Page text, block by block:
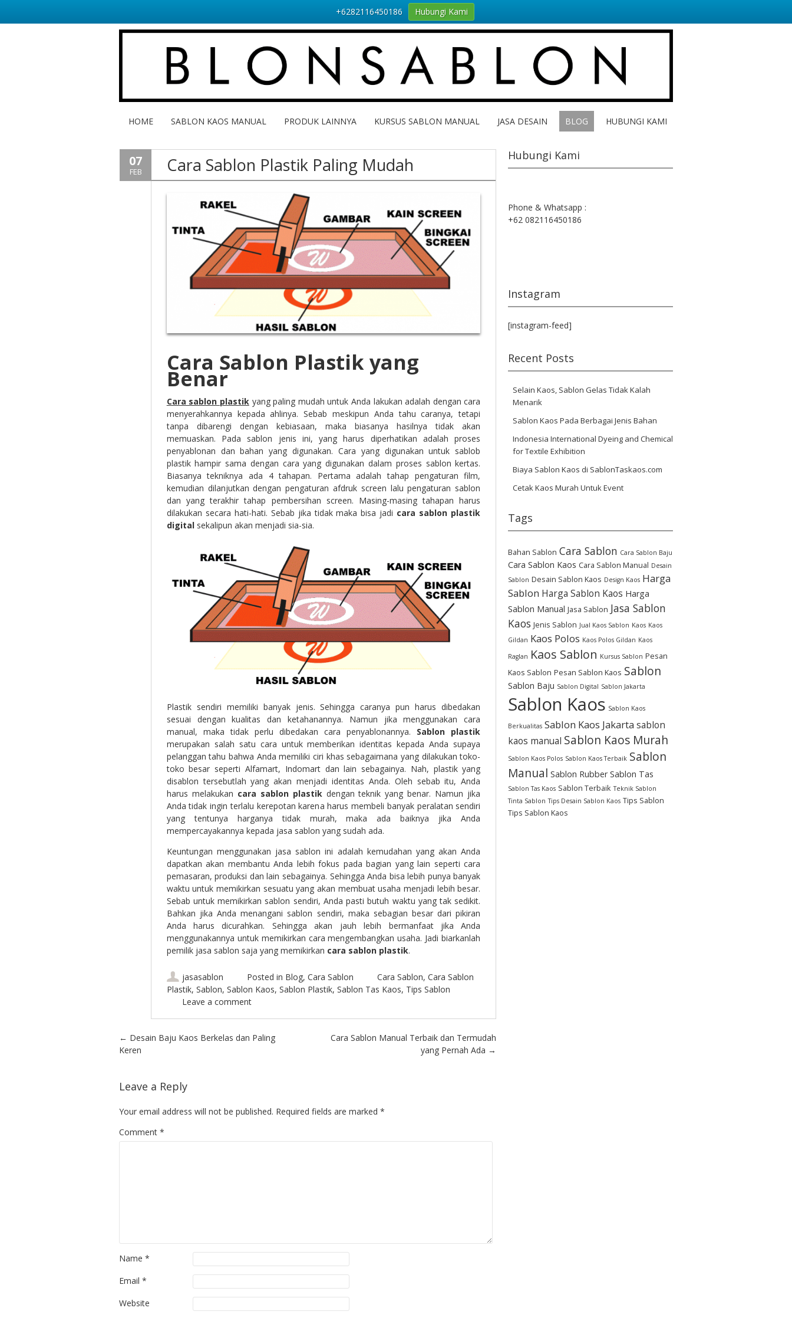
HOME SABLON KAOS MANUAL PRODUK LAINNYA KURSUS SABLON MANUAL JASA DESAIN BLOG HUBUNGI KAMI
07
FEB Cara Sablon Plastik Paling Mudah
Cara Sablon Plastik yang
Benar
Cara sablon plastikyang paling mudah untuk Anda lakukan adalah dengan cara
menyerahkannya kepada ahlinya. Sebab meskipun Anda tahu caranya, tetapi
tanpa dibarengi dengan kebiasaan, maka biasanya hasilnya tidak akan
memuaskan. Pada sablon jenis ini, yang harus diperhatikan adalah proses
penyablonan dan bahan yang digunakan. Cara yang digunakan untuk sablob
plastik hampir sama dengan cara yang digunakan dalam proses sablon kertas.
Biasanya tekniknya ada 4 tahapan. Pertama adalah tahap pengaturan film,
kemudian dilanjutkan dengan pengaturan afdruk screen lalu pengaturan sablon
dan yang terakhir tahap pembersihan screen. Masing-masing tahapan harus
dilakukan secara hati-hati. Sebab jika tidak maka bisa jadi cara sablon plastik
digitalsekalipun akan menjadi sia-sia.
Plastik sendiri memiliki banyak jenis. Sehingga caranya pun harus dibedakan
sesuai dengan kualitas dan ketahanannya. Namun jika menggunakan cara
manual, maka tidak perlu dibedakan cara penyablonannya. Sablon plastik
merupakan salah satu cara untuk memberikan identitas kepada Anda supaya
pelanggan tahu bahwa Anda memiliki ciri khas sebagaimana yang dilakukan toko-
toko besar seperti Alfamart, Indomart dan lain sebagainya. Nah, plastik yang
disablon tersebutlah yang akan menjadi identitas Anda. Oleh sebab itu, Anda
harus melakukan cara sablon plastikdengan teknik yang benar. Namun jika
Anda tidak ingin terlalu kerepotan karena harus membeli banyak peralatan sendiri
yang tentunya harganya tidak murah, maka ada baiknya jika Anda
mempercayakannya kepada jasa sablon yang sudah ada.
Keuntungan menggunakan jasa sablon ini adalah kemudahan yang akan Anda
dapatkan akan membantu Anda lebih fokus pada bagian yang lain seperti cara
pemasaran, produksi dan lain sebagainya. Sehingga Anda bisa lebih punya banyak
waktu untuk memikirkan sesuatu yang akan membuat usaha menjadi lebih besar.
Sebab untuk memikirkan sablon sendiri, Anda pasti butuh waktu yang tak sedikit.
Bahkan jika Anda menangani sablon sendiri, maka sebagian besar dari pikiran
Anda harus dicurahkan. Sehingga akan jauh lebih bermanfaat jika Anda
menggunakannya untuk memikirkan cara mengembangkan usaha. Jadi biarkanlah
pemilik jasa sablon saja yang memikirkan cara sablon plastik.
jasasablon Posted in Blog, Cara Sablon Cara Sablon, Cara Sablon
Plastik, Sablon, Sablon Kaos, Sablon Plastik, Sablon Tas Kaos, Tips Sablon
Leave a comment
Post navigation
← Desain Baju Kaos Berkelas dan Paling
Keren
Cara Sablon Manual Terbaik dan Termudah
yang Pernah Ada →
Leave a Reply
Your email address will not be published. Required fields are marked *
Comment *
Name *
Email *
Website
Hubungi Kami
Phone & Whatsapp :
+62 082116450186
Instagram
[instagram-feed]
Recent Posts
Selain Kaos, Sablon Gelas Tidak Kalah
Menarik
Sablon Kaos Pada Berbagai Jenis Bahan
Indonesia International Dyeing and Chemical
for Textile Exhibition
Biaya Sablon Kaos di SablonTaskaos.com
Cetak Kaos Murah Untuk Event
Tags
Bahan Sablon Cara Sablon Cara Sablon Baju
Cara Sablon Kaos Cara Sablon Manual Desain
Sablon Desain Sablon Kaos Design Kaos Harga
Sablon Harga Sablon Kaos Harga
Sablon Manual Jasa Sablon Jasa Sablon
Kaos Jenis Sablon Jual Kaos Sablon Kaos Kaos
Gildan Kaos Polos Kaos Polos Gildan Kaos
Raglan Kaos Sablon Kursus Sablon Pesan
Kaos Sablon Pesan Sablon Kaos Sablon
Sablon Baju Sablon Digital Sablon Jakarta
Sablon Kaos Sablon Kaos
Berkualitas Sablon Kaos Jakarta sablon
kaos manual Sablon Kaos Murah
Sablon Kaos Polos Sablon Kaos Terbaik Sablon
Manual Sablon Rubber Sablon Tas
Sablon Tas Kaos Sablon Terbaik Teknik Sablon
Tinta Sablon Tips Desain Sablon Kaos Tips Sablon
Tips Sablon Kaos
+6282116450186 Hubungi Kami